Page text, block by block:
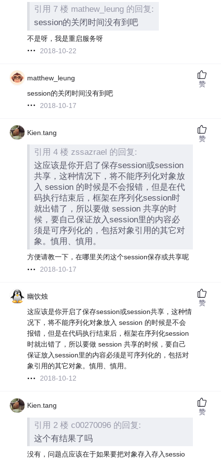
引用 7 楼 mathew_leung 的回复:
session的关闭时间没有到吧
不是呀，我是重启服务呀
2018-10-22
matthew_leung
session的关闭时间没有到吧
2018-10-17
赞
Kien.tang
引用 4 楼 zssazrael 的回复:
这应该是你开启了保存session或session
共享，这种情况下，将不能序列化对象放
入 session 的时候是不会报错，但是在代
码执行结束后，框架在序列化session时
就出错了，所以要做 session 共享的时
候，要自己保证放入session里的内容必
须是可序列化的，包括对象引用的其它对
象。慎用、慎用。
方便请教一下，在哪里关闭这个session保存或共享呢
2018-10-17
赞
幽饮烛
这应该是你开启了保存session或session共享，这种情
况下，将不能序列化对象放入 session 的时候是不会
报错，但是在代码执行结束后，框架在序列化session
时就出错了，所以要做 session 共享的时候，要自己
保证放入session里的内容必须是可序列化的，包括对
象引用的其它对象。慎用、慎用。
2018-10-12
赞
Kien.tang
引用 2 楼 c00270096 的回复:
这个有结果了吗
没有，问题点应该在于如果要把对象存入存入sessio
赞